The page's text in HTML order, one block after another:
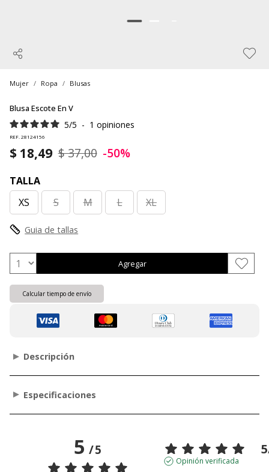
Mujer Ropa Blusas
Blusa Escote En V
5/5 - 1 opiniones
REF. 28124156
$ 18,49 $ 37,00 -50%
TALLA
XS
S M L XL
Guia de tallas
Agregar
Calcular tiempo de envío
Descripción
Especificaciones
5/5 5
Opinión verificada